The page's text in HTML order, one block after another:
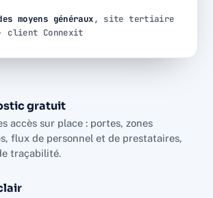
0
moyens généraux, site tertiaire
client Connexit
gratuit
accès sur place : portes, zones
flux de personnel et de prestataires,
traçabilité.